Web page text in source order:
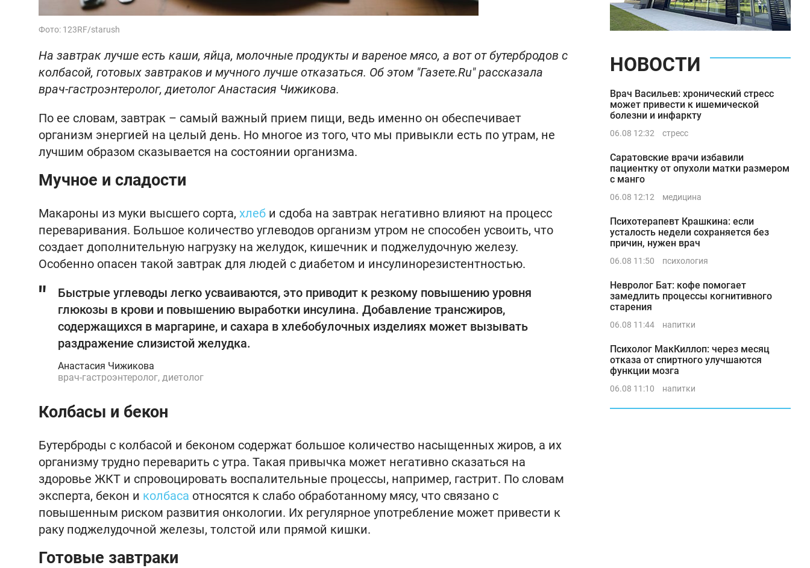
Фото: 123RF/starush
На завтрак лучше есть каши, яйца, молочные продукты и вареное мясо, а вот от бутербродов с
колбасой, готовых завтраков и мучного лучше отказаться. Об этом "Газете.Ru" рассказала
врач-гастроэнтеролог, диетолог Анастасия Чижикова.
По ее словам, завтрак – самый важный прием пищи, ведь именно он обеспечивает
организм энергией на целый день. Но многое из того, что мы привыкли есть по утрам, не
лучшим образом сказывается на состоянии организма.
Мучное и сладости
Макароны из муки высшего сорта, хлеб и сдоба на завтрак негативно влияют на процесс
переваривания. Большое количество углеводов организм утром не способен усвоить, что
создает дополнительную нагрузку на желудок, кишечник и поджелудочную железу.
Особенно опасен такой завтрак для людей с диабетом и инсулинорезистентностью.
Быстрые углеводы легко усваиваются, это приводит к резкому повышению уровня
глюкозы в крови и повышению выработки инсулина. Добавление трансжиров,
содержащихся в маргарине, и сахара в хлебобулочных изделиях может вызывать
раздражение слизистой желудка.
Анастасия Чижикова
врач-гастроэнтеролог, диетолог
Колбасы и бекон
Бутерброды с колбасой и беконом содержат большое количество насыщенных жиров, а их
организму трудно переварить с утра. Такая привычка может негативно сказаться на
здоровье ЖКТ и спровоцировать воспалительные процессы, например, гастрит. По словам
эксперта, бекон и колбаса относятся к слабо обработанному мясу, что связано с
повышенным риском развития онкологии. Их регулярное употребление может привести к
раку поджелудочной железы, толстой или прямой кишки.
Готовые завтраки
НОВОСТИ
Врач Васильев: хронический стресс
может привести к ишемической
болезни и инфаркту
06.08 12:32 стресс
Саратовские врачи избавили
пациентку от опухоли матки размером
с манго
06.08 12:12 медицина
Психотерапевт Крашкина: если
усталость недели сохраняется без
причин, нужен врач
06.08 11:50 психология
Невролог Бат: кофе помогает
замедлить процессы когнитивного
старения
06.08 11:44 напитки
Психолог МакКиллоп: через месяц
отказа от спиртного улучшаются
функции мозга
06.08 11:10 напитки